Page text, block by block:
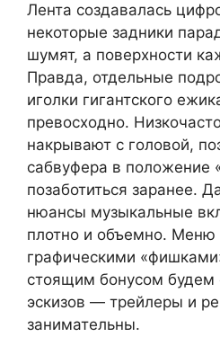
Лента создавалась
некоторые задники
шумят, а поверхности
Правда, отдельные
иголки гигантского
превосходно.
накрывают с головой,
сабвуфера в положение
позаботиться заранее.
нюансы музыкальные
плотно и объемно. Меню
графическими
стоящим бонусом будем
эскизов — трейлеры и
занимательны.